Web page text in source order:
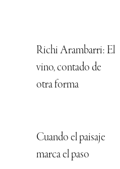
Richi Arambarri: El
vino, contado de
otra forma
Cuando el paisaje
marca el paso